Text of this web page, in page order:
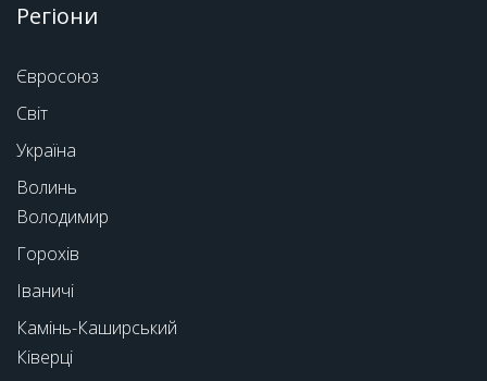
Регіони
Євросоюз
Світ
Україна
Волинь
Володимир
Горохів
Іваничі
Камінь-Каширський
Ківерці